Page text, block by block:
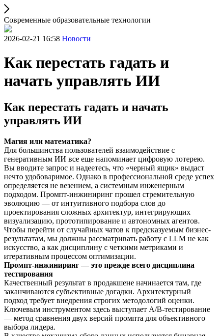
Современные образовательные технологии
2026-02-21 16:58 Новости
Как перестать гадать и
начать управлять ИИ
Как перестать гадать и начать
управлять ИИ
Магия или математика?
Для большинства пользователей взаимодействие с
генеративным ИИ все еще напоминает цифровую лотерею.
Вы вводите запрос и надеетесь, что «черный ящик» выдаст
нечто удобоваримое. Однако в профессиональной среде успех
определяется не везением, а системным инженерным
подходом. Промпт-инжиниринг прошел стремительную
эволюцию — от интуитивного подбора слов до
проектирования сложных архитектур, интегрирующих
визуализацию, прототипирование и автономных агентов.
Чтобы перейти от случайных чатов к предсказуемым бизнес-
результатам, мы должны рассматривать работу с LLM не как
искусство, а как дисциплину с четкими метриками и
итеративным процессом оптимизации.
Промпт-инжиниринг — это прежде всего дисциплина
тестирования
Качественный результат в продакшене начинается там, где
заканчиваются субъективные догадки. Архитектурный
подход требует внедрения строгих методологий оценки.
Ключевым инструментом здесь выступает A/B-тестирование
— метод сравнения двух версий промпта для объективного
выбора лидера.